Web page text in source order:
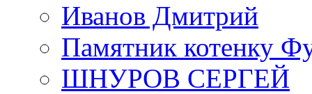
Иванов Дмитрий
Памятник котенку
ШНУРОВ СЕРГЕЙ